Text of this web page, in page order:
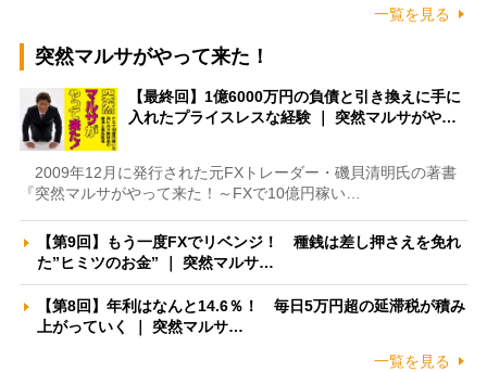
一覧を見る
突然マルサがやって来た！
【最終回】1億6000万円の負債と引き換えに手に
入れたプライスレスな経験 ｜ 突然マルサがや…
2009年12月に発行された元FXトレーダー・磯貝清明氏の著書
『突然マルサがやって来た！～FXで10億円稼い…
【第9回】もう一度FXでリベンジ！ 種銭は差し押さえを免れ
た”ヒミツのお金” ｜ 突然マルサ…
【第8回】年利はなんと14.6％！ 毎日5万円超の延滞税が積み
上がっていく ｜ 突然マルサ…
一覧を見る